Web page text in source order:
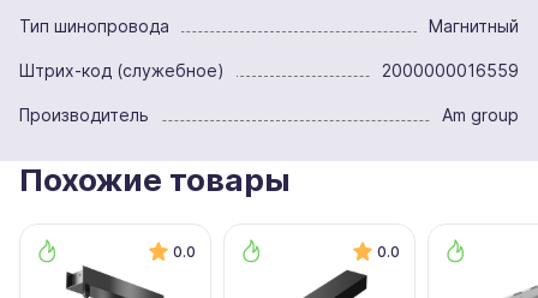
Тип шинопровода Магнитный
Штрих-код (служебное) 2000000016559
Производитель Am group
Похожие товары
0.0 0.0